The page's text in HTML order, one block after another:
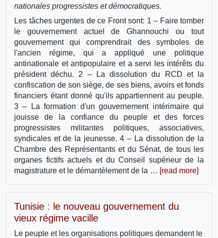
nationales progressistes et démocratiques.
Les tâches urgentes de ce Front sont: 1 – Faire tomber
le gouvernement actuel de Ghannouchi ou tout
gouvernement qui comprendrait des symboles de
l'ancien régime, qui a appliqué une politique
antinationale et antipopulaire et a servi les intérêts du
président déchu. 2 – La dissolution du RCD et la
confiscation de son siège, de ses biens, avoirs et fonds
financiers étant donné qu'ils appartiennent au peuple.
3 – La formation d'un gouvernement intérimaire qui
jouisse de la confiance du peuple et des forces
progressistes militantes politiques, associatives,
syndicales et de la jeunesse. 4 – La dissolution de la
Chambre des Représentants et du Sénat, de tous les
organes fictifs actuels et du Conseil supérieur de la
magistrature et le démantèlement de la … [read more]
Tunisie : le nouveau gouvernement du
vieux régime vacille
Le peuple et les organisations politiques demandent le